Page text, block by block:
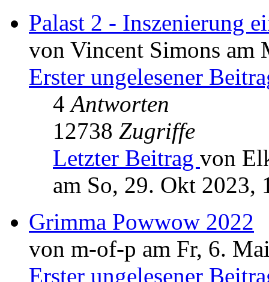
Palast 2 - Inszenierung
von Vincent Simons am
Erster ungelesener
4Antworten
12738 Zugriffe
Letzter Beitrag von
am So, 29. Okt 2023,
Grimma Powwow 2022
von m-of-p am Fr, 6.
Erster ungelesener